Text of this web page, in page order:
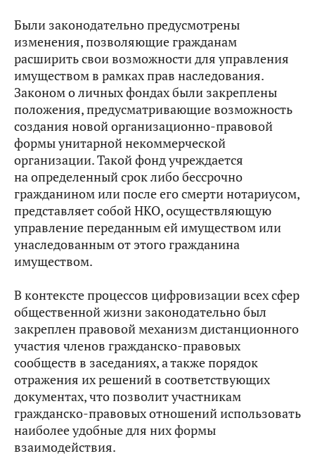
Были законодательно предусмотрены
изменения, позволяющие гражданам
расширить свои возможности для управления
имуществом в рамках прав наследования.
Законом о личных фондах были закреплены
положения, предусматривающие возможность
создания новой организационно-правовой
формы унитарной некоммерческой
организации. Такой фонд учреждается
на определенный срок либо бессрочно
гражданином или после его смерти нотариусом,
представляет собой НКО, осуществляющую
управление переданным ей имуществом или
унаследованным от этого гражданина
имуществом.
В контексте процессов цифровизации всех сфер
общественной жизни законодательно был
закреплен правовой механизм дистанционного
участия членов гражданско-правовых
сообществ в заседаниях, а также порядок
отражения их решений в соответствующих
документах, что позволит участникам
гражданско-правовых отношений использовать
наиболее удобные для них формы
взаимодействия.